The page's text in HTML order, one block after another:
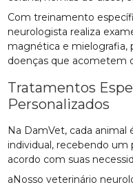
Com treinamento
neurologista realiza
magnética e mielografia,
doenças que acometem
Tratamentos
Personalizados
Na DamVet, cada
individual, recebendo um
acordo com suas
aNosso veterinário